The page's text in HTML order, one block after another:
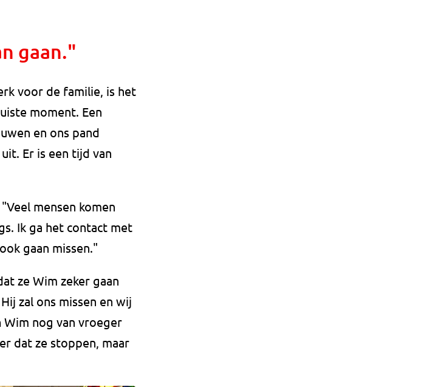
gaan."
voor de familie, is het
moment. Een
en ons pand
Er is een tijd van
mensen komen
Ik ga het contact met
gaan missen."
ze Wim zeker gaan
zal ons missen en wij
Wim nog van vroeger
dat ze stoppen, maar